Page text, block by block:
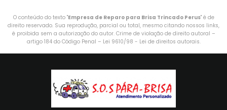
O conteúdo do texto "Empresa de Reparo para Brisa Trincado Perus" é de
direito reservado. Sua reprodução, parcial ou total, mesmo citando nossos links,
é proibida sem a autorização do autor. Crime de violação de direito autoral –
artigo 184 do Código Penal – Lei 9610/98 - Lei de direitos autorais.